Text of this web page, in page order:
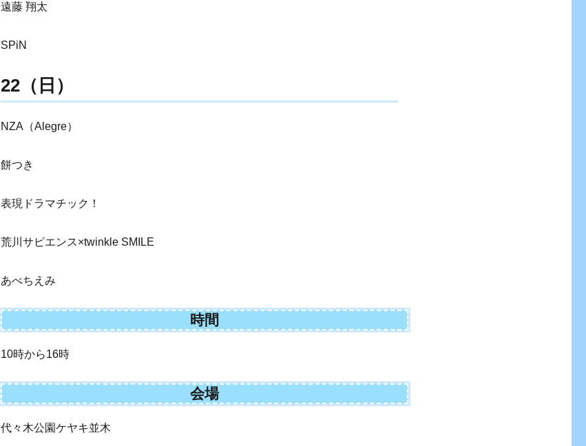
遠藤 翔太
SPiN
22（日）
NZA（Alegre）
餅つき
表現ドラマチック！
荒川サピエンス×twinkle SMILE
あべちえみ
時間
10時から16時
会場
代々木公園ケヤキ並木